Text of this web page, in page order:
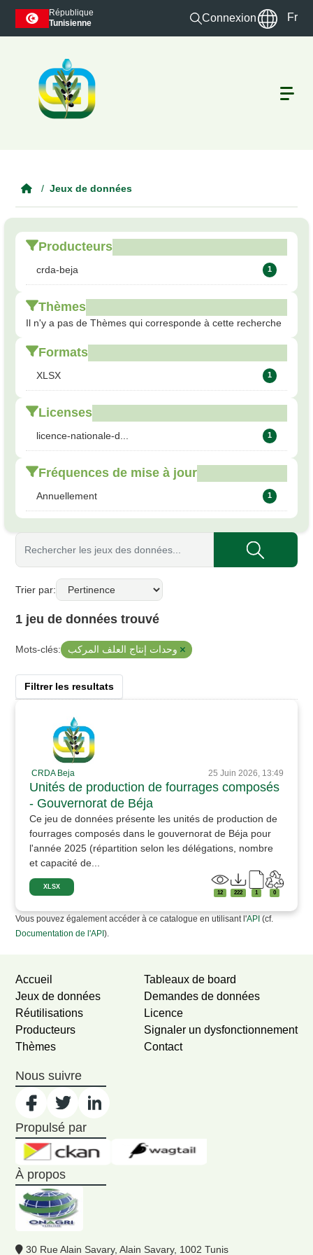
Skip to main content
République
Tunisienne
Connexion Fr
Jeux de données
Producteurs
crda-beja 1
Thèmes
Il n'y a pas de Thèmes qui corresponde à cette recherche
Formats
XLSX 1
Licenses
licence-nationale-d... 1
Fréquences de mise à jour
Annuellement 1
Trier par
1 jeu de données trouvé
Mots-clés: وحدات إنتاج العلف المركب
Filtrer les resultats
CRDA Beja 25 Juin 2026, 13:49
Unités de production de fourrages composés
- Gouvernorat de Béja
Ce jeu de données présente les unités de production de
fourrages composés dans le gouvernorat de Béja pour
l'année 2025 (répartition selon les délégations, nombre
et capacité de...
XLSX
12 222 1 0
Vous pouvez également accéder à ce catalogue en utilisant l'API (cf.
Documentation de l'API).
Accueil
Jeux de données
Réutilisations
Producteurs
Thèmes
Tableaux de board
Demandes de données
Licence
Signaler un dysfonctionnement
Contact
Nous suivre
Propulsé par
À propos
30 Rue Alain Savary, Alain Savary, 1002 Tunis